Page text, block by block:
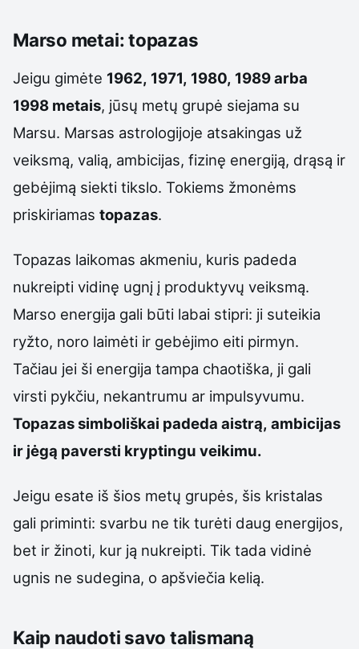
Marso metai: topazas
Jeigu gimėte 1962, 1971, 1980, 1989 arba
1998 metais, jūsų metų grupė siejama su
Marsu. Marsas astrologijoje atsakingas už
veiksmą, valią, ambicijas, fizinę energiją, drąsą ir
gebėjimą siekti tikslo. Tokiems žmonėms
priskiriamas topazas.
Topazas laikomas akmeniu, kuris padeda
nukreipti vidinę ugnį į produktyvų veiksmą.
Marso energija gali būti labai stipri: ji suteikia
ryžto, noro laimėti ir gebėjimo eiti pirmyn.
Tačiau jei ši energija tampa chaotiška, ji gali
virsti pykčiu, nekantrumu ar impulsyvumu.
Topazas simboliškai padeda aistrą, ambicijas
ir jėgą paversti kryptingu veikimu.
Jeigu esate iš šios metų grupės, šis kristalas
gali priminti: svarbu ne tik turėti daug energijos,
bet ir žinoti, kur ją nukreipti. Tik tada vidinė
ugnis ne sudegina, o apšviečia kelią.
Kaip naudoti savo talismaną